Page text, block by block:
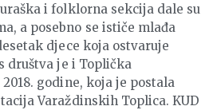
i folklorna sekcija dale su
a posebno se ističe mlađa
djece koja ostvaruje
društva je i Toplička
godine, koja je postala
Varaždinskih Toplica. KUD